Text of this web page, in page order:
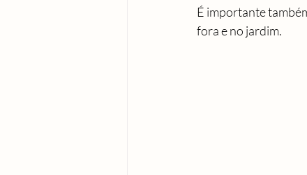
É importante
fora e no jardim.